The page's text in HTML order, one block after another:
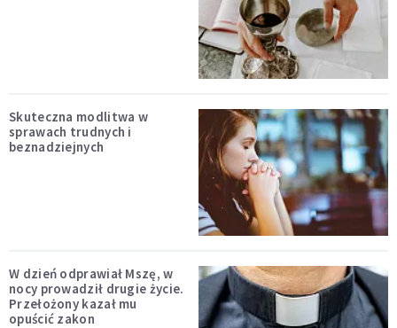
Skuteczna modlitwa w
sprawach trudnych i
beznadziejnych
W dzień odprawiał Mszę, w
nocy prowadził drugie życie.
Przełożony kazał mu
opuścić zakon